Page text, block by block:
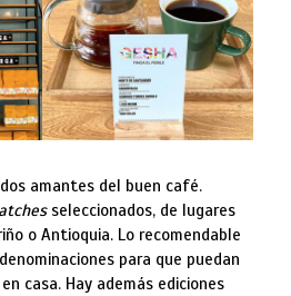
amantes del buen café.
seleccionados, de lugares
o Antioquia. Lo recomendable
para que puedan
casa. Hay además ediciones